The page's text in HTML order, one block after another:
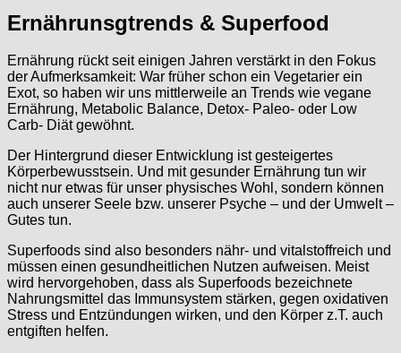
Ernährunsgtrends & Superfood
Ernährung rückt seit einigen Jahren verstärkt in den Fokus
der Aufmerksamkeit: War früher schon ein Vegetarier ein
Exot, so haben wir uns mittlerweile an Trends wie vegane
Ernährung, Metabolic Balance, Detox- Paleo- oder Low
Carb- Diät gewöhnt.
Der Hintergrund dieser Entwicklung ist gesteigertes
Körperbewusstsein. Und mit gesunder Ernährung tun wir
nicht nur etwas für unser physisches Wohl, sondern können
auch unserer Seele bzw. unserer Psyche – und der Umwelt –
Gutes tun.
Superfoods sind also besonders nähr- und vitalstoffreich und
müssen einen gesundheitlichen Nutzen aufweisen. Meist
wird hervorgehoben, dass als Superfoods bezeichnete
Nahrungsmittel das Immunsystem stärken, gegen oxidativen
Stress und Entzündungen wirken, und den Körper z.T. auch
entgiften helfen.